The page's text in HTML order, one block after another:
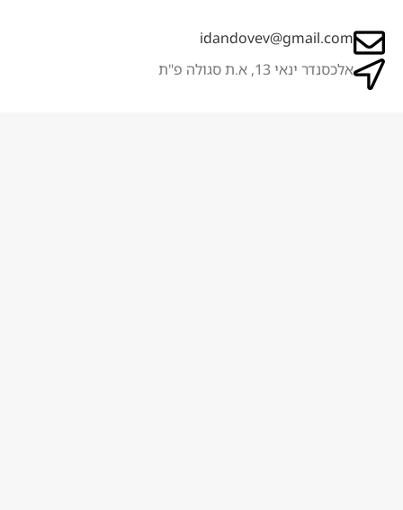
idandovev@gmail.com
אלכסנדר ינאי 13, א.ת סגולה פ"ת